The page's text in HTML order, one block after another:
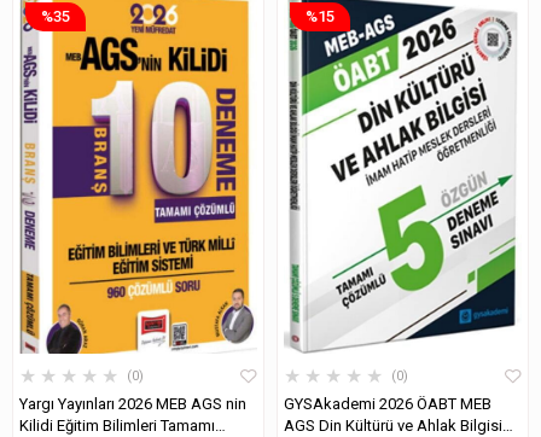
★ ★ ★ ★ ★ 0
Yargı Yayınları 2026 MEB AGS nin
Kilidi Eğitim Bilimleri Tamamı
%35
★ ★ ★ ★ ★ 0
GYSAkademi 2026 ÖABT MEB
AGS Din Kültürü ve Ahlak Bilgisi
%15